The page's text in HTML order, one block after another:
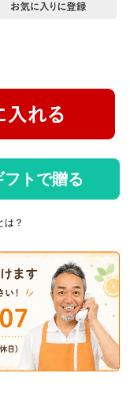
トで贈る
は？